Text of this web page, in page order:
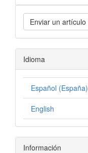
Enviar un artículo
Idioma
Español (España)
English
Información